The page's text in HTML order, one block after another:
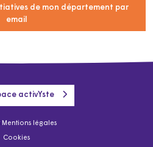
de mon département par
email
Mentions légales
Cookies
activYste